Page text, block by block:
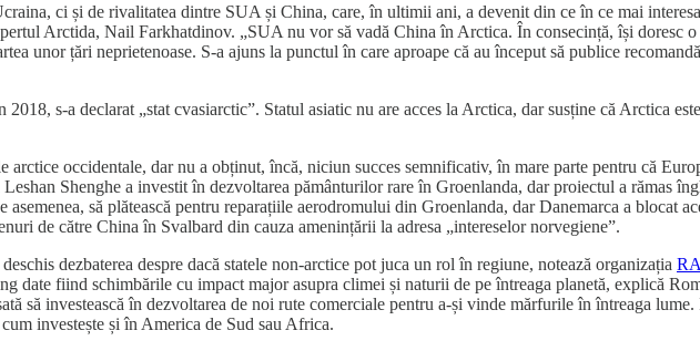
ci și de rivalitatea dintre SUA și China, care, în ultimii ani, a devenit din ce în ce mai
Arctida, Nail Farkhatdinov. „SUA nu vor să vadă China în Arctica. În consecință, își doresc o
unor țări neprietenoase. S-a ajuns la punctul în care aproape că au început să publice
s-a declarat „stat cvasiarctic”. Statul asiatic nu are acces la Arctica, dar susține că Arctica
occidentale, dar nu a obținut, încă, niciun succes semnificativ, în mare parte pentru că
Shenghe a investit în dezvoltarea pământurilor rare în Groenlanda, dar proiectul a rămas
să plătească pentru reparațiile aerodromului din Groenlanda, dar Danemarca a blocat
de către China în Svalbard din cauza amenințării la adresa „intereselor norvegiene”.
dezbaterea despre dacă statele non-arctice pot juca un rol în regiune, notează organizația
date fiind schimbările cu impact major asupra climei și naturii de pe întreaga planetă, explică
să investească în dezvoltarea de noi rute comerciale pentru a-și vinde mărfurile în întreaga
investește și în America de Sud sau Africa.